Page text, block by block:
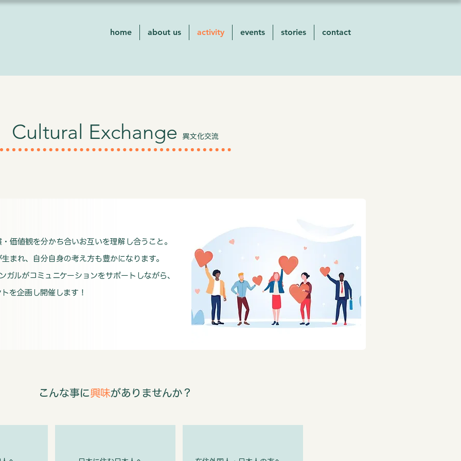
home about us activity events stories contact
Cultural Exchange 異文化交流
価値観を分かち合いお互いを理解し合うこと。
まれ、自分自身の考え方も豊かになります。
ガルがコミュニケーションをサポートしながら、
を企画し開催します！
​こんな事に興味がありませんか？